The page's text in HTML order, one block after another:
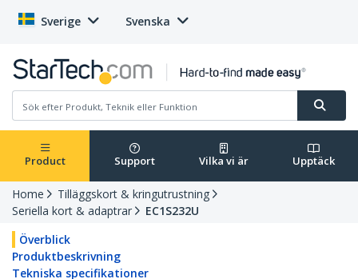
Sverige Svenska
Product Support Vilka vi är Upptäck
Home
Tilläggskort & kringutrustning
Seriella kort & adaptrar
EC1S232U
Överblick
Produktbeskrivning
Tekniska specifikationer